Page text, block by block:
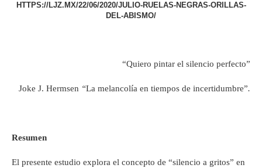
HTTPS://LJZ.MX/22/06/2020/JULIO-RUELAS-NEGRAS-ORILLAS-
DEL-ABISMO/
“Quiero pintar el silencio perfecto”
Joke J. Hermsen “La melancolía en tiempos de incertidumbre”.
Resumen
El presente estudio explora el concepto de “silencio a gritos” en